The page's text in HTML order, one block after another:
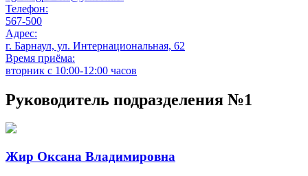
Телефон:
567-500
Адрес:
г. Барнаул, ул. Интернациональная, 62
Время приёма:
вторник с 10:00-12:00 часов
Руководитель подразделения №1
Жир Оксана Владимировна